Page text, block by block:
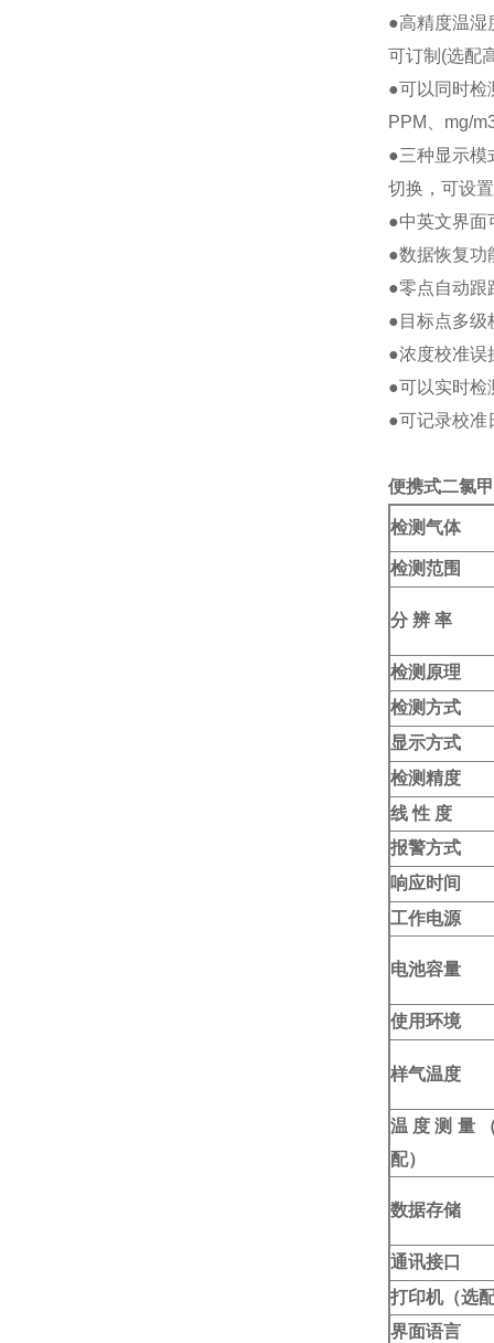
●高精度温湿
可订制(选配
●可以同时检
PPM、mg/
●三种显示模
切换，可设
●中英文界面
●数据恢复功
●零点自动跟
●目标点多级
●浓度校准误
●可以实时检
●可记录校准
便携式二氯
检测气体
检测范围
分 辨 率
检测原理
检测方式
显示方式
检测精度
线 性 度
报警方式
响应时间
工作电源
电池容量
使用环境
样气温度
温度测量
配）
数据存储
通讯接口
打印机（选
界面语言